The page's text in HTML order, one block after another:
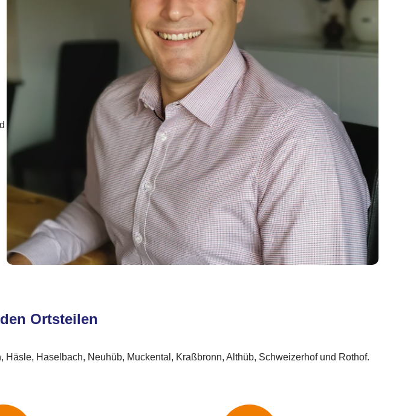
Ortsteilen
Haselbach, Neuhüb, Muckental, Kraßbronn, Althüb, Schweizerhof und Rothof.